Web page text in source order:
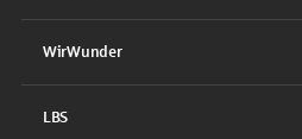
WirWunder
LBS